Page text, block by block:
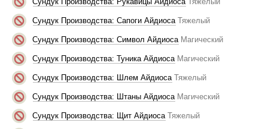
Сундук Производства: Сапоги Айдиоса Тяжелый
Сундук Производства: Символ Айдиоса Магический
Сундук Производства: Туника Айдиоса Магический
Сундук Производства: Шлем Айдиоса Тяжелый
Сундук Производства: Штаны Айдиоса Магический
Сундук Производства: Щит Айдиоса Тяжелый